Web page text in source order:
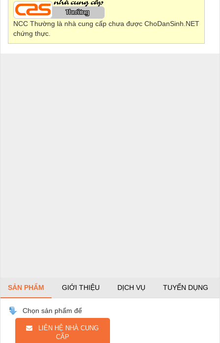
NCC Thường là nhà cung cấp chưa được ChoDanSinh.NET
chứng thực.
SẢN PHẨM GIỚI THIỆU DỊCH VỤ TUYỂN DỤNG
Chọn sản phẩm để
LIÊN HỆ NHÀ CUNG
CẤP